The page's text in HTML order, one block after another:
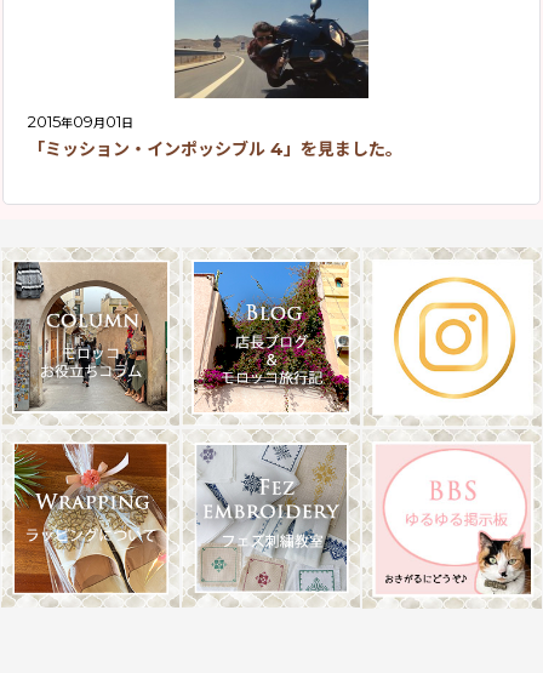
2015年09月 01 日
「ミッション・インポッシブル 4」を見ました。